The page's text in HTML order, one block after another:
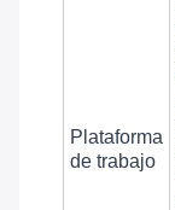
Plataforma
de trabajo